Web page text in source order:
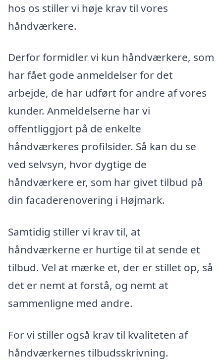
hos os stiller vi høje krav til vores
håndværkere.
Derfor formidler vi kun håndværkere, som
har fået gode anmeldelser for det
arbejde, de har udført for andre af vores
kunder. Anmeldelserne har vi
offentliggjort på de enkelte
håndværkeres profilsider. Så kan du se
ved selvsyn, hvor dygtige de
håndværkere er, som har givet tilbud på
din facaderenovering i Højmark.
Samtidig stiller vi krav til, at
håndværkerne er hurtige til at sende et
tilbud. Vel at mærke et, der er stillet op, så
det er nemt at forstå, og nemt at
sammenligne med andre.
For vi stiller også krav til kvaliteten af
håndværkernes tilbudsskrivning.